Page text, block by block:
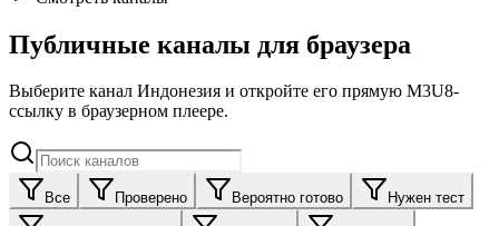
Публичные каналы для браузера
Выберите канал Индонезия и откройте его прямую M3U8-
ссылку в браузерном плеере.
Все Проверено Вероятно готово Нужен тест